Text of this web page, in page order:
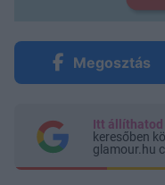
Megosztás
Itt állíthatod
keresőben
glamour.hu